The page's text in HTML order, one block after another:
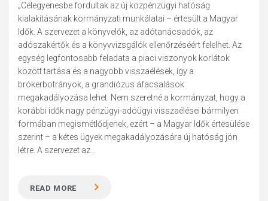
„Célegyenesbe fordultak az új közpénzügyi hatóság
kialakításának kormányzati munkálatai – értesült a Magyar
Idők. A szervezet a könyvelők, az adótanácsadók, az
adószakértők és a könyvvizsgálók ellenőrzéséért felelhet. Az
egység legfontosabb feladata a piaci viszonyok korlátok
között tartása és a nagyobb visszaélések, így a
brókerbotrányok, a grandiózus áfacsalások
megakadályozása lehet. Nem szeretné a kormányzat, hogy a
korábbi idők nagy pénzügyi-adóügyi visszaélései bármilyen
formában megismétlődjenek, ezért – a Magyar Idők értesülése
szerint – a kétes ügyek megakadályozására új hatóság jön
létre. A szervezet az...
READ MORE